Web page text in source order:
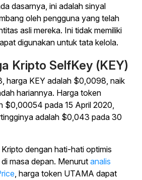
dasarnya, ini adalah sinyal
oleh pengguna yang telah
asli mereka. Ini tidak memiliki
digunakan untuk tata kelola.
Kripto SelfKey (KEY)
harga KEY adalah $0,0098, naik
hariannya. Harga token
$0,00054 pada 15 April 2020,
adalah $0,043 pada 30
dengan hati-hati optimis
masa depan. Menurut analis
, harga token UTAMA dapat